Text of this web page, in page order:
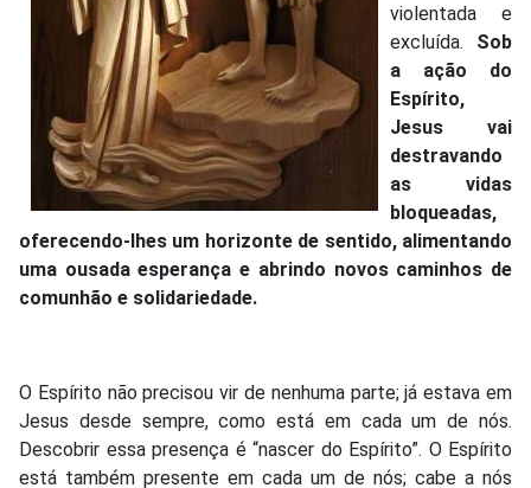
violentada e
excluída. Sob
a ação do
Espírito,
Jesus vai
destravando
as vidas
bloqueadas,
oferecendo-lhes um horizonte de sentido, alimentando
uma ousada esperança e abrindo novos caminhos de
comunhão e solidariedade.
O Espírito não precisou vir de nenhuma parte; já estava em
Jesus desde sempre, como está em cada um de nós.
Descobrir essa presença é “nascer do Espírito”. O Espírito
está também presente em cada um de nós; cabe a nós